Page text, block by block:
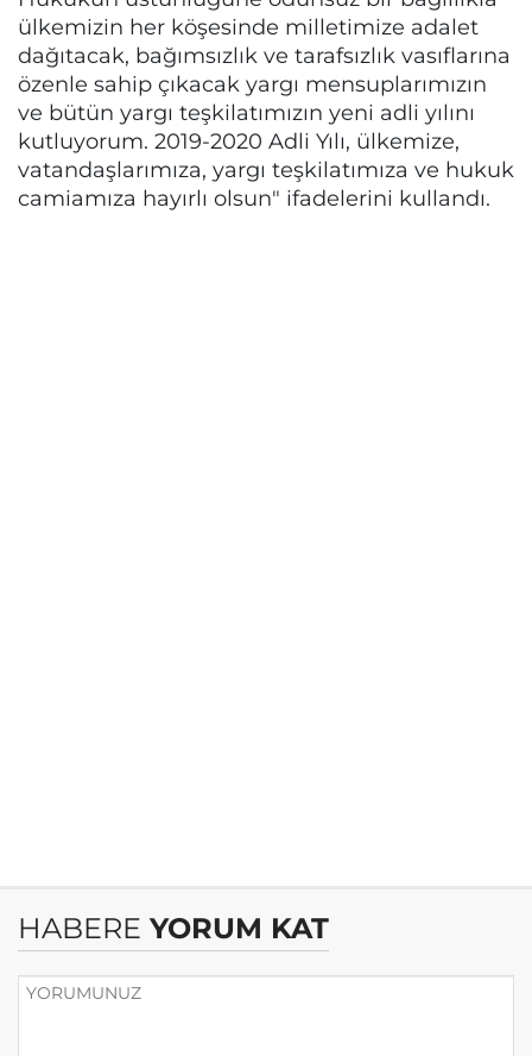
ülkemizin her köşesinde milletimize adalet
dağıtacak, bağımsızlık ve tarafsızlık vasıflarına
özenle sahip çıkacak yargı mensuplarımızın
ve bütün yargı teşkilatımızın yeni adli yılını
kutluyorum. 2019-2020 Adli Yılı, ülkemize,
vatandaşlarımıza, yargı teşkilatımıza ve hukuk
camiamıza hayırlı olsun" ifadelerini kullandı.
HABERE YORUM KAT